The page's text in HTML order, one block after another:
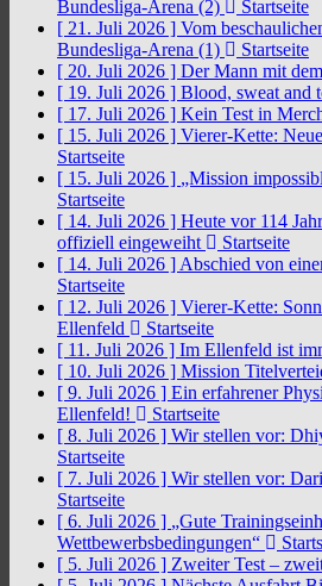
Bundesliga-Arena (2)
Startseite
[ 21. Juli 2026 ] Vom
Bundesliga-Arena (1)
Startseite
[ 20. Juli 2026 ] Der Mann mit
[ 19. Juli 2026 ] Blood, sweat and
[ 17. Juli 2026 ] Kein Test in
[ 15. Juli 2026 ] Vierer-Kette:
Startseite
[ 15. Juli 2026 ] „Mission
Startseite
[ 14. Juli 2026 ] Heute vor 114
offiziell eingeweiht
Startseite
[ 14. Juli 2026 ] Abschied von
Startseite
[ 12. Juli 2026 ] Vierer-Kette:
Ellenfeld
Startseite
[ 11. Juli 2026 ] Im Ellenfeld ist
[ 10. Juli 2026 ] Mission
[ 9. Juli 2026 ] Ein erfahrener
Ellenfeld!
Startseite
[ 8. Juli 2026 ] Wir stellen vor:
Startseite
[ 7. Juli 2026 ] Wir stellen vor:
Startseite
[ 6. Juli 2026 ] „Gute
Wettbewerbsbedingungen“
[ 5. Juli 2026 ] Zweiter Test –